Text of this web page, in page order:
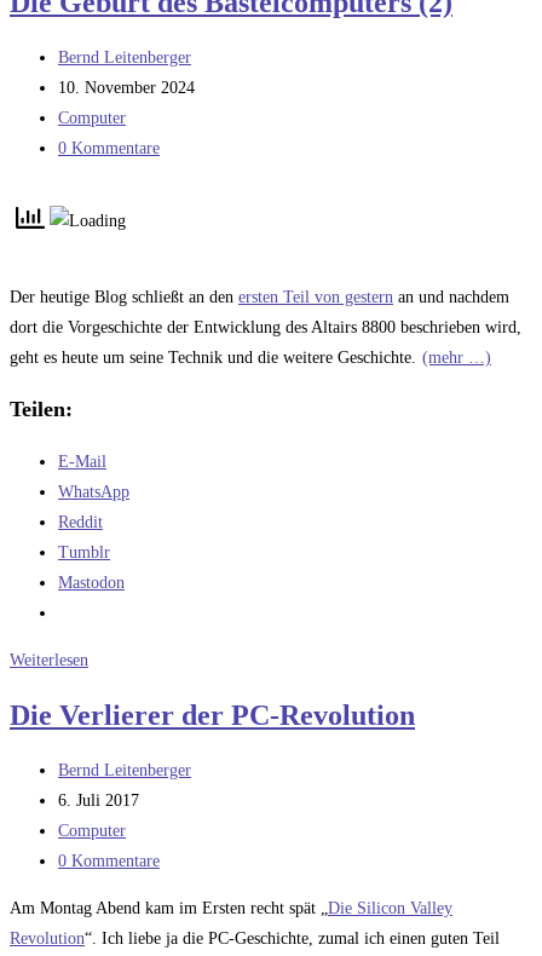
das
BASIC
(1)
Beitrags-
Autor:
Bernd Leitenberger
Beitrag
veröffentlicht:
10. November 2024
Beitrags-
Kategorie:
Computer
Beitrags-
0 Kommentare
Der heutige Blog schließt an den ersten Teil von gestern an und nachdem
dort die Vorgeschichte der Entwicklung des Altairs 8800 beschrieben wird,
geht es heute um seine Technik und die weitere Geschichte. (mehr …)
Teilen:
E-Mail
WhatsApp
Reddit
Tumblr
Mastodon
Weiterlesen
des
(2)
Die Verlierer der PC-Revolution
Beitrags-
Autor:
Bernd Leitenberger
Beitrag
veröffentlicht:
6. Juli 2017
Beitrags-
Kategorie:
Computer
Beitrags-
0 Kommentare
Am Montag Abend kam im Ersten recht spät „Die Silicon Valley
Revolution“. Ich liebe ja die PC-Geschichte, zumal ich einen guten Teil